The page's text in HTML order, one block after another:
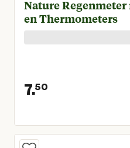
Nature
en Thermometers
7.50
Huidige